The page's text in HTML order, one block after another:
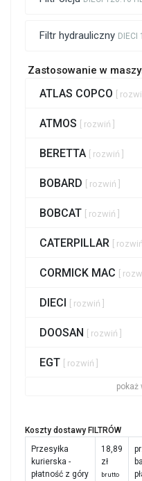
Filtr hydrauliczny DIECI
Zastosowanie w
ATLAS COPCO [
ATMOS [ rozwiń ]
BERETTA [ rozwiń ]
BOBARD [ rozwiń ]
BOBCAT [ rozwiń ]
CATERPILLAR [ rozwiń ]
CORMICK MAC [
DIECI [ rozwiń ]
DOOSAN [ rozwiń ]
EGT [ rozwiń ]
pokaż
Koszty dostawy FILTRÓW
Przesyłka
kurierska -
płatność z góry
18,89
zł
brutto